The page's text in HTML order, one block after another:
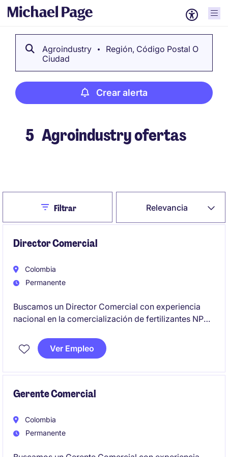
Agroindustry
Región, Código Postal O
Ciudad
Crear alerta
5 Agroindustry ofertas
Relevancia
CloseFiltrar
Director Comercial
Colombia
Permanente
Buscamos un Director Comercial con experiencia
nacional en la comercialización de fertilizantes NPK,
Será responsable de impulsar el crecimiento de la
línea de negocio, desarrollar nuevos mercados y
país.
Ver Empleo
Gerente Comercial
Colombia
Permanente